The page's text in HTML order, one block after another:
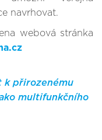
navrhovat.
webová stránka
k přirozenému
multifunkčního